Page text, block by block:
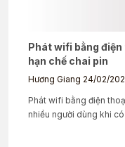
Phát wifi bằng
hạn chế chai pin
Hương Giang 24/02/
Phát wifi bằng điện
nhiều người dùng khi